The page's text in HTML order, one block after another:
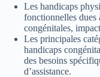
Les handicaps
fonctionnelles dues
congénitales,
Les principales
handicaps
des besoins
d’assistance.